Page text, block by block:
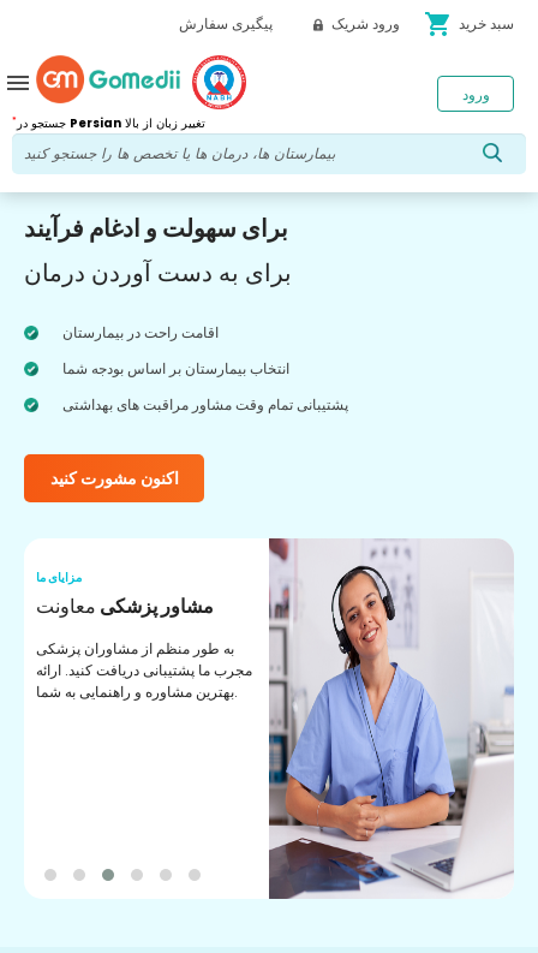
پیگیری سفارش ورود شریک shopping_cart سبد خرید
* Persian تغییر زبان از بالا
ورود menu
برای سهولت و ادغام فرآیند
برای به دست آوردن درمان
اقامت راحت در بیمارستان
انتخاب بیمارستان بر اساس بودجه شما
پشتیبانی تمام وقت مشاور مراقبت های بهداشتی
اکنون مشورت کنید
مزایای ما
مشاور پزشکی معاونت
به طور منظم از مشاوران پزشکی
مجرب ما پشتیبانی دریافت کنید. ارائه
بهترین مشاوره و راهنمایی به شما.